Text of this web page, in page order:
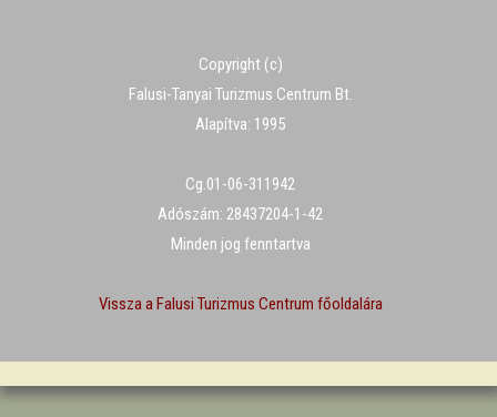
Copyright (c)
Falusi-Tanyai Turizmus Centrum Bt.
Alapítva: 1995
Cg.01-06-311942
Adószám: 28437204-1-42
Minden jog fenntartva
Vissza a Falusi Turizmus Centrum főoldalára